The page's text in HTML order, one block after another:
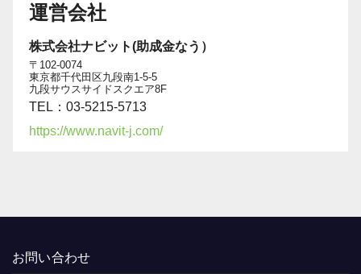
運営会社
株式会社ナビット(助成金なう）
〒102-0074
東京都千代田区九段南1-5-5
九段サウスサイドスクエア8F
TEL：03-5215-5713
https://www.navit-j.com/
お問い合わせ